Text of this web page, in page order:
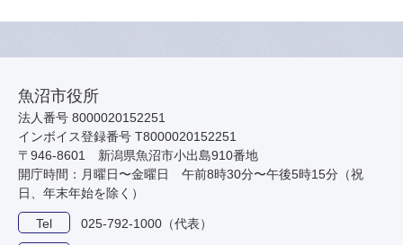
魚沼市役所
法人番号 8000020152251
インボイス登録番号 T8000020152251
〒946-8601 新潟県魚沼市小出島910番地
開庁時間：月曜日〜金曜日 午前8時30分〜午後5時15分（祝
日、年末年始を除く）
Tel 025-792-1000（代表）